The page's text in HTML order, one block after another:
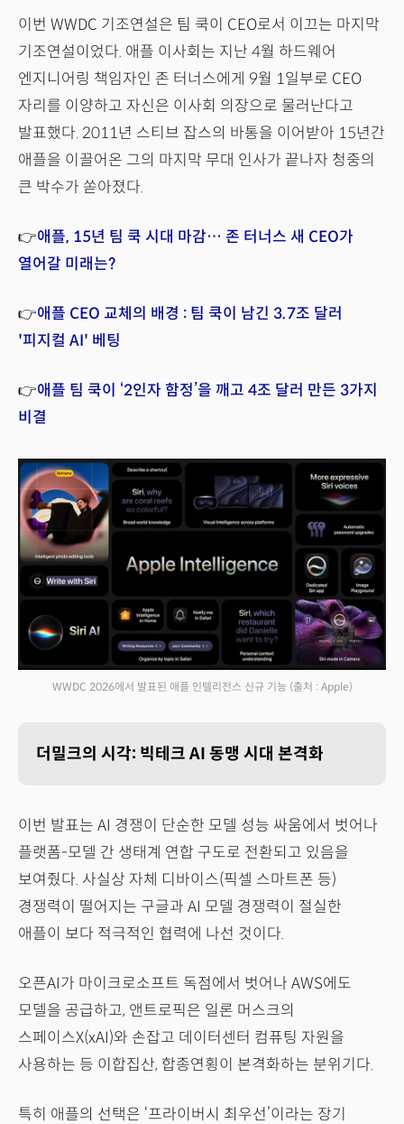
이번 WWDC 기조연설은 팀 쿡이 CEO로서 이끄는 마지막
기조연설이었다. 애플 이사회는 지난 4월 하드웨어
엔지니어링 책임자인 존 터너스에게 9월 1일부로 CEO
자리를 이양하고 자신은 이사회 의장으로 물러난다고
발표했다. 2011년 스티브 잡스의 바통을 이어받아 15년간
애플을 이끌어온 그의 마지막 무대 인사가 끝나자 청중의
큰 박수가 쏟아졌다.
👉애플, 15년 팀 쿡 시대 마감… 존 터너스 새 CEO가
열어갈 미래는?
👉애플 CEO 교체의 배경 : 팀 쿡이 남긴 3.7조 달러
'피지컬 AI' 베팅
👉애플 팀 쿡이 ‘2인자 함정’을 깨고 4조 달러 만든 3가지
비결
WWDC 2026에서 발표된 애플 인텔리전스 신규 기능 (출처 : Apple)
더밀크의 시각: 빅테크 AI 동맹 시대 본격화
이번 발표는 AI 경쟁이 단순한 모델 성능 싸움에서 벗어나
플랫폼-모델 간 생태계 연합 구도로 전환되고 있음을
보여줬다. 사실상 자체 디바이스(픽셀 스마트폰 등)
경쟁력이 떨어지는 구글과 AI 모델 경쟁력이 절실한
애플이 보다 적극적인 협력에 나선 것이다.
오픈AI가 마이크로소프트 독점에서 벗어나 AWS에도
모델을 공급하고, 앤트로픽은 일론 머스크의
스페이스X(xAI)와 손잡고 데이터센터 컴퓨팅 자원을
사용하는 등 이합집산, 합종연횡이 본격화하는 분위기다.
특히 애플의 선택은 ‘프라이버시 최우선’이라는 장기